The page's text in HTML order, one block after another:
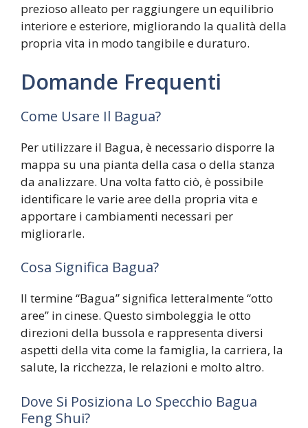
prezioso alleato per raggiungere un equilibrio
interiore e esteriore, migliorando la qualità della
propria vita in modo tangibile e duraturo.
Domande Frequenti
Come Usare Il Bagua?
Per utilizzare il Bagua, è necessario disporre la
mappa su una pianta della casa o della stanza
da analizzare. Una volta fatto ciò, è possibile
identificare le varie aree della propria vita e
apportare i cambiamenti necessari per
migliorarle.
Cosa Significa Bagua?
Il termine “Bagua” significa letteralmente “otto
aree” in cinese. Questo simboleggia le otto
direzioni della bussola e rappresenta diversi
aspetti della vita come la famiglia, la carriera, la
salute, la ricchezza, le relazioni e molto altro.
Dove Si Posiziona Lo Specchio Bagua
Feng Shui?